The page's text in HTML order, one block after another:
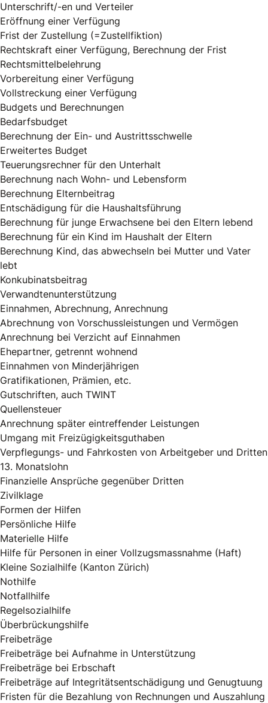
Unterschrift/-en und Verteiler
Eröffnung einer Verfügung
Frist der Zustellung (=Zustellfiktion)
Rechtskraft einer Verfügung, Berechnung der Frist
Rechtsmittelbelehrung
Vorbereitung einer Verfügung
Vollstreckung einer Verfügung
Budgets und Berechnungen
Bedarfsbudget
Berechnung der Ein- und Austrittsschwelle
Erweitertes Budget
Teuerungsrechner für den Unterhalt
Berechnung nach Wohn- und Lebensform
Berechnung Elternbeitrag
Entschädigung für die Haushaltsführung
Berechnung für junge Erwachsene bei den Eltern lebend
Berechnung für ein Kind im Haushalt der Eltern
Berechnung Kind, das abwechseln bei Mutter und Vater
lebt
Konkubinatsbeitrag
Verwandtenunterstützung
Einnahmen, Abrechnung, Anrechnung
Abrechnung von Vorschussleistungen und Vermögen
Anrechnung bei Verzicht auf Einnahmen
Ehepartner, getrennt wohnend
Einnahmen von Minderjährigen
Gratifikationen, Prämien, etc.
Gutschriften, auch TWINT
Quellensteuer
Anrechnung später eintreffender Leistungen
Umgang mit Freizügigkeitsguthaben
Verpflegungs- und Fahrkosten von Arbeitgeber und Dritten
13. Monatslohn
Finanzielle Ansprüche gegenüber Dritten
Zivilklage
Formen der Hilfen
Persönliche Hilfe
Materielle Hilfe
Hilfe für Personen in einer Vollzugsmassnahme (Haft)
Kleine Sozialhilfe (Kanton Zürich)
Nothilfe
Notfallhilfe
Regelsozialhilfe
Überbrückungshilfe
Freibeträge
Freibeträge bei Aufnahme in Unterstützung
Freibeträge bei Erbschaft
Freibeträge auf Integritätsentschädigung und Genugtuung
Fristen für die Bezahlung von Rechnungen und Auszahlung